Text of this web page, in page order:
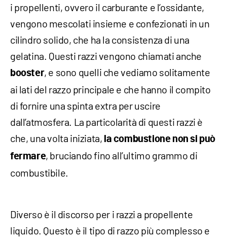
i propellenti, ovvero il carburante e l’ossidante,
vengono mescolati insieme e confezionati in un
cilindro solido, che ha la consistenza di una
gelatina. Questi razzi vengono chiamati anche
booster, e sono quelli che vediamo solitamente
ai lati del razzo principale e che hanno il compito
di fornire una spinta extra per uscire
dall’atmosfera. La particolarità di questi razzi è
che, una volta iniziata, la combustione non si può
fermare, bruciando fino all’ultimo grammo di
combustibile.
Diverso è il discorso per i razzi a propellente
liquido. Questo è il tipo di razzo più complesso e